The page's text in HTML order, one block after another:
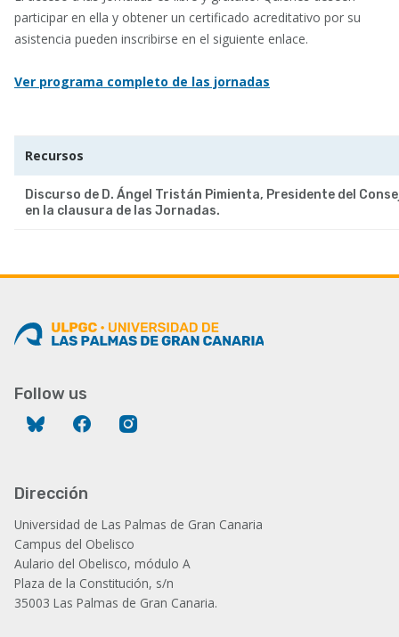
participar en ella y obtener un certificado acreditativo por su
asistencia pueden inscribirse en el siguiente enlace.
Ver programa completo de las jornadas
Recursos
Discurso de D. Ángel Tristán Pimienta, Presidente del
en la clausura de las Jornadas.
Follow us
Bluesky Facebook
Dirección
Universidad de Las Palmas de Gran Canaria
Campus del Obelisco
Aulario del Obelisco, módulo A
Plaza de la Constitución, s/n
35003 Las Palmas de Gran Canaria.